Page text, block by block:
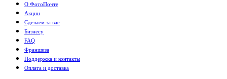
О ФотоПочте
Акции
Сделаем за вас
Бизнесу
FAQ
Франшиза
Поддержка и контакты
Оплата и доставка